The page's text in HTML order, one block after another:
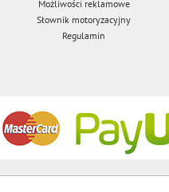
Możliwości reklamowe
Słownik motoryzacyjny
Regulamin